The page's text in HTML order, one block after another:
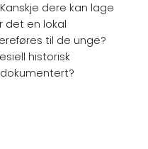
dere kan lage
det en lokal
til de unge?
historisk